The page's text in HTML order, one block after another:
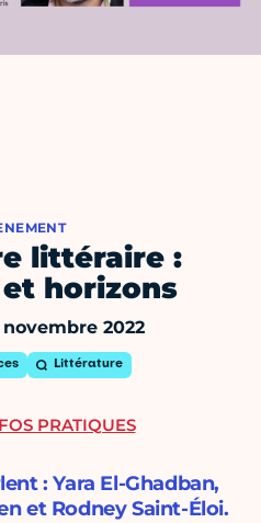
littéraire :
horizons
2022
Littérature
: Yara El-Ghadban,
et Rodney Saint-Éloi.
PRATIQUES